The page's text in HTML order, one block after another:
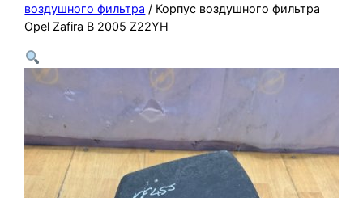
воздушного фильтра / Корпус воздушного фильтра
Opel Zafira B 2005 Z22YH